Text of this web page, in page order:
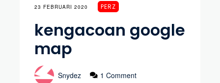
23 FEBRUARI 2020 PERZ
kengacoan google
map
Snydez 1 Comment